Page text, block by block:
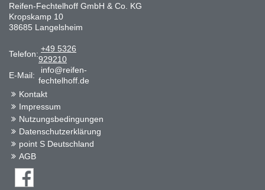
Reifen-Fechtelhoff GmbH & Co. KG
Kropskamp 10
38685 Langelsheim
Telefon:
+49 5326
929210
E-Mail:
info@reifen-
fechtelhoff.de
Kontakt
Impressum
Nutzungsbedingungen
Datenschutzerklärung
point S Deutschland
AGB